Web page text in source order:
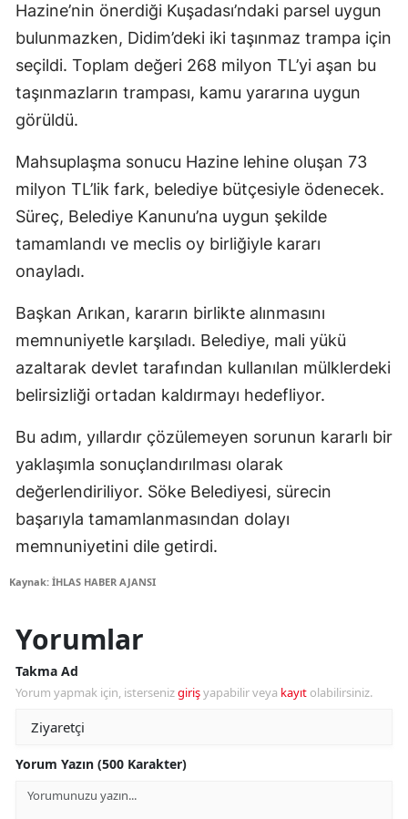
Hazine’nin önerdiği Kuşadası’ndaki parsel uygun
bulunmazken, Didim’deki iki taşınmaz trampa için
seçildi. Toplam değeri 268 milyon TL’yi aşan bu
taşınmazların trampası, kamu yararına uygun
görüldü.
Mahsuplaşma sonucu Hazine lehine oluşan 73
milyon TL’lik fark, belediye bütçesiyle ödenecek.
Süreç, Belediye Kanunu’na uygun şekilde
tamamlandı ve meclis oy birliğiyle kararı
onayladı.
Başkan Arıkan, kararın birlikte alınmasını
memnuniyetle karşıladı. Belediye, mali yükü
azaltarak devlet tarafından kullanılan mülklerdeki
belirsizliği ortadan kaldırmayı hedefliyor.
Bu adım, yıllardır çözülemeyen sorunun kararlı bir
yaklaşımla sonuçlandırılması olarak
değerlendiriliyor. Söke Belediyesi, sürecin
başarıyla tamamlanmasından dolayı
memnuniyetini dile getirdi.
Kaynak: İHLAS HABER AJANSI
Yorumlar
Takma Ad
Yorum yapmak için, istersenizgirişyapabilir veya kayıt olabilirsiniz.
Yorum Yazın (500 Karakter)